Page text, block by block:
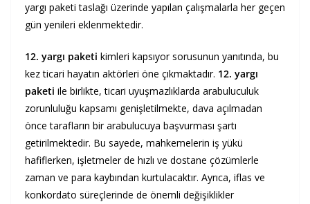
yargı paketi taslağı üzerinde yapılan çalışmalarla her geçen
gün yenileri eklenmektedir.
12. yargı paketi kimleri kapsıyor sorusunun yanıtında, bu
kez ticari hayatın aktörleri öne çıkmaktadır. 12. yargı
paketi ile birlikte, ticari uyuşmazlıklarda arabuluculuk
zorunluluğu kapsamı genişletilmekte, dava açılmadan
önce tarafların bir arabulucuya başvurması şartı
getirilmektedir. Bu sayede, mahkemelerin iş yükü
hafiflerken, işletmeler de hızlı ve dostane çözümlerle
zaman ve para kaybından kurtulacaktır. Ayrıca, iflas ve
konkordato süreçlerinde de önemli değişiklikler